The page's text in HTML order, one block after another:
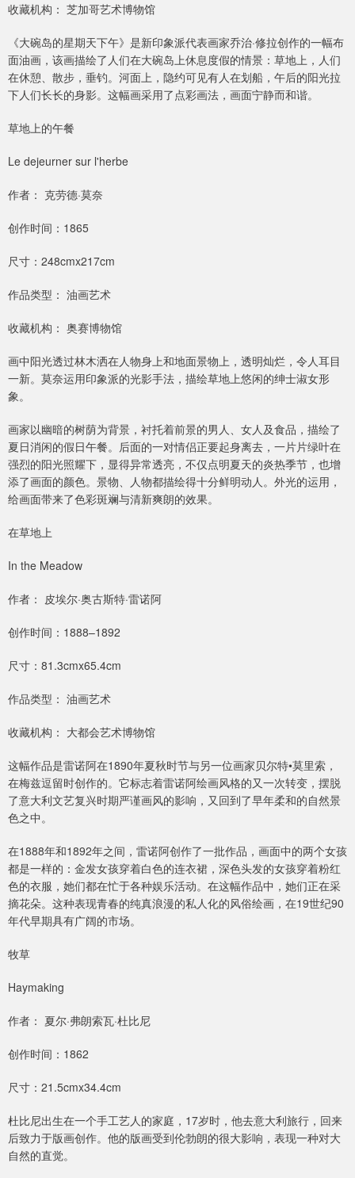
收藏机构： 芝加哥艺术博物馆
《大碗岛的星期天下午》是新印象派代表画家乔治·修拉创作的一幅布
面油画，该画描绘了人们在大碗岛上休息度假的情景：草地上，人们
在休憩、散步，垂钓。河面上，隐约可见有人在划船，午后的阳光拉
下人们长长的身影。这幅画采用了点彩画法，画面宁静而和谐。
草地上的午餐
Le dejeurner sur l'herbe
作者： 克劳德·莫奈
创作时间：1865
尺寸：248cmx217cm
作品类型： 油画艺术
收藏机构： 奥赛博物馆
画中阳光透过林木洒在人物身上和地面景物上，透明灿烂，令人耳目
一新。莫奈运用印象派的光影手法，描绘草地上悠闲的绅士淑女形
象。
画家以幽暗的树荫为背景，衬托着前景的男人、女人及食品，描绘了
夏日消闲的假日午餐。后面的一对情侣正要起身离去，一片片绿叶在
强烈的阳光照耀下，显得异常透亮，不仅点明夏天的炎热季节，也增
添了画面的颜色。景物、人物都描绘得十分鲜明动人。外光的运用，
给画面带来了色彩斑斓与清新爽朗的效果。
在草地上
In the Meadow
作者： 皮埃尔·奥古斯特·雷诺阿
创作时间：1888–1892
尺寸：81.3cmx65.4cm
作品类型： 油画艺术
收藏机构： 大都会艺术博物馆
这幅作品是雷诺阿在1890年夏秋时节与另一位画家贝尔特•莫里索，
在梅兹逗留时创作的。它标志着雷诺阿绘画风格的又一次转变，摆脱
了意大利文艺复兴时期严谨画风的影响，又回到了早年柔和的自然景
色之中。
在1888年和1892年之间，雷诺阿创作了一批作品，画面中的两个女孩
都是一样的：金发女孩穿着白色的连衣裙，深色头发的女孩穿着粉红
色的衣服，她们都在忙于各种娱乐活动。在这幅作品中，她们正在采
摘花朵。这种表现青春的纯真浪漫的私人化的风俗绘画，在19世纪90
年代早期具有广阔的市场。
牧草
Haymaking
作者： 夏尔·弗朗索瓦·杜比尼
创作时间：1862
尺寸：21.5cmx34.4cm
杜比尼出生在一个手工艺人的家庭，17岁时，他去意大利旅行，回来
后致力于版画创作。他的版画受到伦勃朗的很大影响，表现一种对大
自然的直觉。